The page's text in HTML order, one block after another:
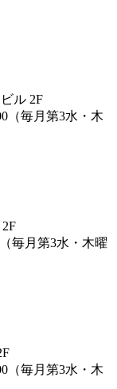
ル 2F
（毎月第3水・木
毎月第3水・木曜
（毎月第3水・木